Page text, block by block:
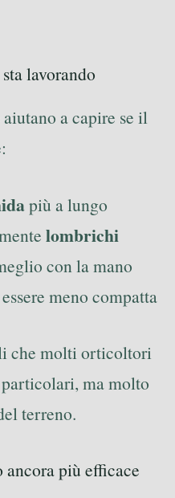
lavorando
a capire se il
più a lungo
lombrichi
con la mano
meno compatta
che molti orticoltori
ma molto
terreno.
più efficace